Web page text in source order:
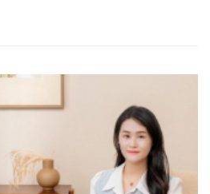
經驗出發，從《鏡子森林》到今年